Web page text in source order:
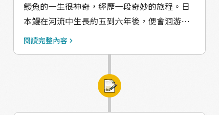
鰻魚的一生很神奇，經歷一段奇妙的旅程。日
本鰻在河流中生長約五到六年後，便會洄游到
海洋產卵，而它們一生中只會產卵一次。成熟
會死亡。孵化出的鰻苗呈柳葉狀，隨著北赤道
洋流漂流，然後隨著黑潮向北移動，經過四到
閱讀完整內容